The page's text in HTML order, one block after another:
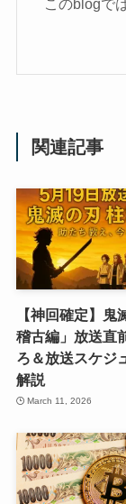
このblogで
関連記事
【神回確定】鬼
稽古編」放送直
ろ＆放送スケジ
解説
March 11, 2026